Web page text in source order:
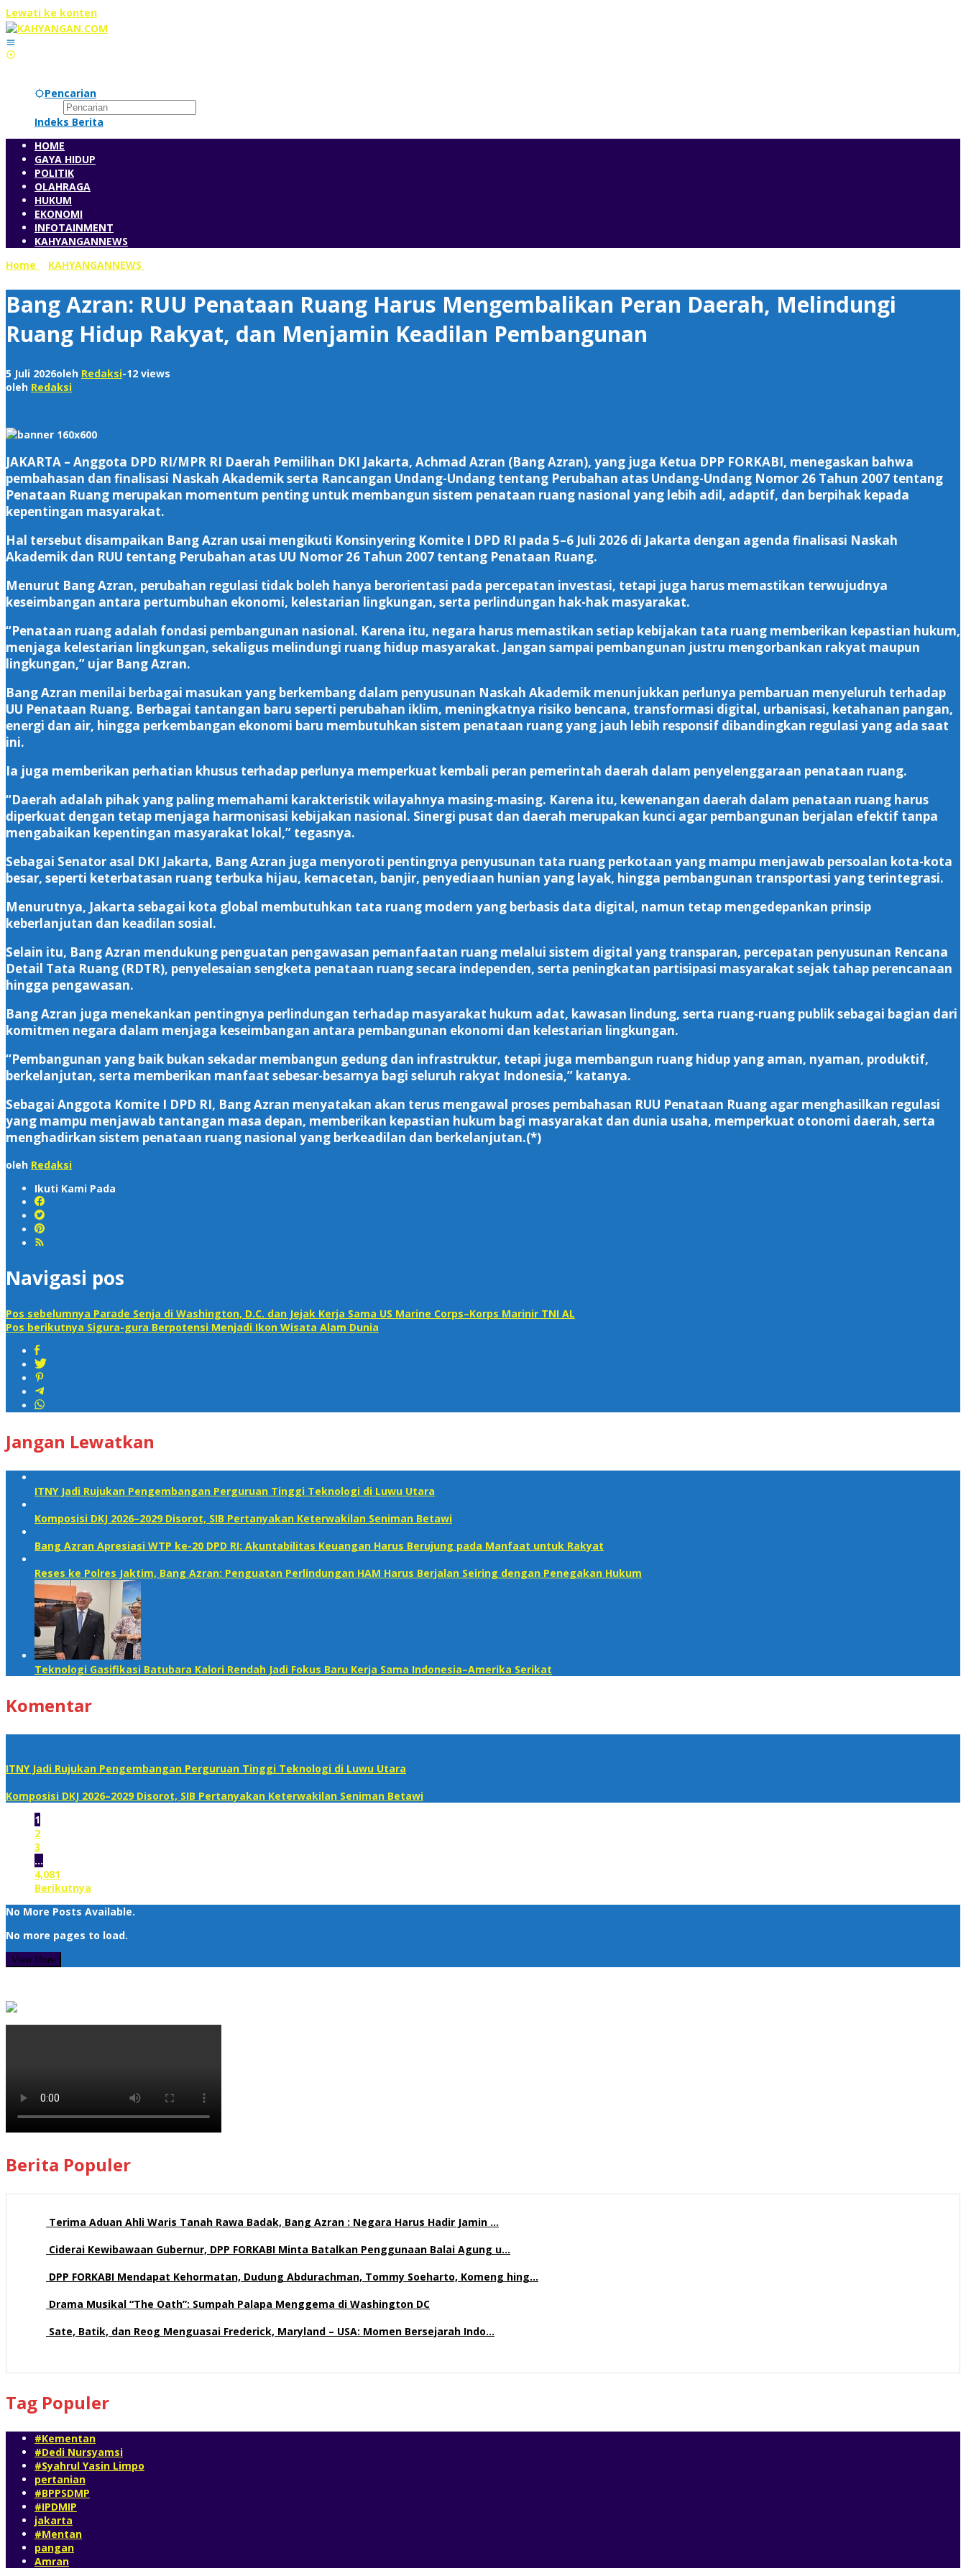
Lewati ke konten
Pencarian
Indeks Berita
HOME
GAYA HIDUP
POLITIK
OLAHRAGA
HUKUM
EKONOMI
INFOTAINMENT
KAHYANGANNEWS
Home
KAHYANGANNEWS
Bang Azran: RUU Penataan Ruang Harus Mengembalikan Peran Daerah, Melindungi
Ruang Hidup Rakyat, dan Menjamin Keadilan Pembangunan
5 Juli 2026oleh Redaksi-12 views
oleh Redaksi
JAKARTA – Anggota DPD RI/MPR RI Daerah Pemilihan DKI Jakarta, Achmad Azran (Bang Azran), yang juga Ketua DPP FORKABI, menegaskan bahwa
pembahasan dan finalisasi Naskah Akademik serta Rancangan Undang-Undang tentang Perubahan atas Undang-Undang Nomor 26 Tahun 2007 tentang
Penataan Ruang merupakan momentum penting untuk membangun sistem penataan ruang nasional yang lebih adil, adaptif, dan berpihak kepada
kepentingan masyarakat.
Hal tersebut disampaikan Bang Azran usai mengikuti Konsinyering Komite I DPD RI pada 5–6 Juli 2026 di Jakarta dengan agenda finalisasi Naskah
Akademik dan RUU tentang Perubahan atas UU Nomor 26 Tahun 2007 tentang Penataan Ruang.
Menurut Bang Azran, perubahan regulasi tidak boleh hanya berorientasi pada percepatan investasi, tetapi juga harus memastikan terwujudnya
keseimbangan antara pertumbuhan ekonomi, kelestarian lingkungan, serta perlindungan hak-hak masyarakat.
“Penataan ruang adalah fondasi pembangunan nasional. Karena itu, negara harus memastikan setiap kebijakan tata ruang memberikan kepastian hukum,
menjaga kelestarian lingkungan, sekaligus melindungi ruang hidup masyarakat. Jangan sampai pembangunan justru mengorbankan rakyat maupun
lingkungan,” ujar Bang Azran.
Bang Azran menilai berbagai masukan yang berkembang dalam penyusunan Naskah Akademik menunjukkan perlunya pembaruan menyeluruh terhadap
UU Penataan Ruang. Berbagai tantangan baru seperti perubahan iklim, meningkatnya risiko bencana, transformasi digital, urbanisasi, ketahanan pangan,
energi dan air, hingga perkembangan ekonomi baru membutuhkan sistem penataan ruang yang jauh lebih responsif dibandingkan regulasi yang ada saat
ini.
Ia juga memberikan perhatian khusus terhadap perlunya memperkuat kembali peran pemerintah daerah dalam penyelenggaraan penataan ruang.
“Daerah adalah pihak yang paling memahami karakteristik wilayahnya masing-masing. Karena itu, kewenangan daerah dalam penataan ruang harus
diperkuat dengan tetap menjaga harmonisasi kebijakan nasional. Sinergi pusat dan daerah merupakan kunci agar pembangunan berjalan efektif tanpa
mengabaikan kepentingan masyarakat lokal,” tegasnya.
Sebagai Senator asal DKI Jakarta, Bang Azran juga menyoroti pentingnya penyusunan tata ruang perkotaan yang mampu menjawab persoalan kota-kota
besar, seperti keterbatasan ruang terbuka hijau, kemacetan, banjir, penyediaan hunian yang layak, hingga pembangunan transportasi yang terintegrasi.
Menurutnya, Jakarta sebagai kota global membutuhkan tata ruang modern yang berbasis data digital, namun tetap mengedepankan prinsip
keberlanjutan dan keadilan sosial.
Selain itu, Bang Azran mendukung penguatan pengawasan pemanfaatan ruang melalui sistem digital yang transparan, percepatan penyusunan Rencana
Detail Tata Ruang (RDTR), penyelesaian sengketa penataan ruang secara independen, serta peningkatan partisipasi masyarakat sejak tahap perencanaan
hingga pengawasan.
Bang Azran juga menekankan pentingnya perlindungan terhadap masyarakat hukum adat, kawasan lindung, serta ruang-ruang publik sebagai bagian dari
komitmen negara dalam menjaga keseimbangan antara pembangunan ekonomi dan kelestarian lingkungan.
“Pembangunan yang baik bukan sekadar membangun gedung dan infrastruktur, tetapi juga membangun ruang hidup yang aman, nyaman, produktif,
berkelanjutan, serta memberikan manfaat sebesar-besarnya bagi seluruh rakyat Indonesia,” katanya.
Sebagai Anggota Komite I DPD RI, Bang Azran menyatakan akan terus mengawal proses pembahasan RUU Penataan Ruang agar menghasilkan regulasi
yang mampu menjawab tantangan masa depan, memberikan kepastian hukum bagi masyarakat dan dunia usaha, memperkuat otonomi daerah, serta
menghadirkan sistem penataan ruang nasional yang berkeadilan dan berkelanjutan.(*)
oleh Redaksi
Ikuti Kami Pada
Navigasi pos
Pos sebelumnya Parade Senja di Washington, D.C. dan Jejak Kerja Sama US Marine Corps–Korps Marinir TNI AL
Pos berikutnya Sigura-gura Berpotensi Menjadi Ikon Wisata Alam Dunia
Jangan Lewatkan
ITNY Jadi Rujukan Pengembangan Perguruan Tinggi Teknologi di Luwu Utara
Komposisi DKJ 2026–2029 Disorot, SIB Pertanyakan Keterwakilan Seniman Betawi
Bang Azran Apresiasi WTP ke-20 DPD RI: Akuntabilitas Keuangan Harus Berujung pada Manfaat untuk Rakyat
Reses ke Polres Jaktim, Bang Azran: Penguatan Perlindungan HAM Harus Berjalan Seiring dengan Penegakan Hukum
Teknologi Gasifikasi Batubara Kalori Rendah Jadi Fokus Baru Kerja Sama Indonesia–Amerika Serikat
Komentar
ITNY Jadi Rujukan Pengembangan Perguruan Tinggi Teknologi di Luwu Utara
Komposisi DKJ 2026–2029 Disorot, SIB Pertanyakan Keterwakilan Seniman Betawi
1
2
3
…
4,081
Berikutnya
No More Posts Available.
No more pages to load.
View More
Berita Populer
Terima Aduan Ahli Waris Tanah Rawa Badak, Bang Azran : Negara Harus Hadir Jamin …
Ciderai Kewibawaan Gubernur, DPP FORKABI Minta Batalkan Penggunaan Balai Agung u…
DPP FORKABI Mendapat Kehormatan, Dudung Abdurachman, Tommy Soeharto, Komeng hing…
Drama Musikal “The Oath”: Sumpah Palapa Menggema di Washington DC
Sate, Batik, dan Reog Menguasai Frederick, Maryland – USA: Momen Bersejarah Indo…
Tag Populer
#Kementan
#Dedi Nursyamsi
#Syahrul Yasin Limpo
pertanian
#BPPSDMP
#IPDMIP
jakarta
#Mentan
pangan
Amran